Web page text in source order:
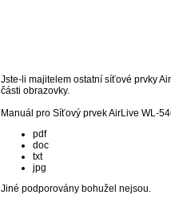
Jste-li majitelem ostatní síťové prvky
části obrazovky.
Manuál pro Síťový prvek AirLive WL-
pdf
doc
txt
jpg
Jiné podporovány bohužel nejsou.